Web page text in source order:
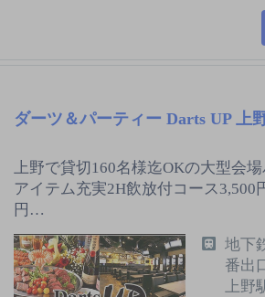
ダーツ＆パーティー Darts UP 上
上野で貸切160名様迄OKの大型会
アイテム充実2H飲放付コース3,500
円…
地下
番出
上